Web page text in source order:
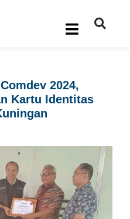
2024,
Kartu Identitas